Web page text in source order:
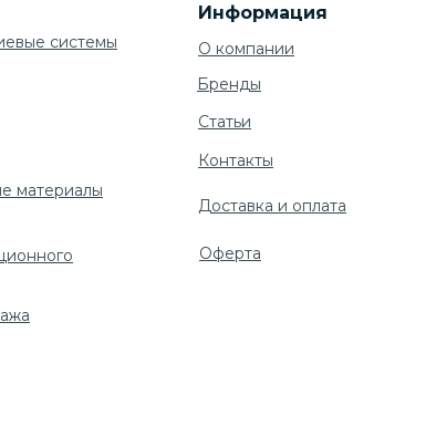
Информация
системы
материалы
О компании
Cтатьи
Контакты
Доставка и оплата
Оферта
Бренды